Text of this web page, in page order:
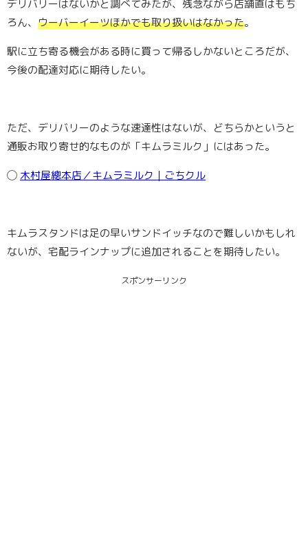
デリバリーはないかと調べてみたが、残念ながら店舗直はもち
ろん、 ウーバーイーツほかでも取り扱いはなかった。
駅に立ち寄る機会がある時に買って帰るしかないところだが、
今後の配達対応に期待したい。
ただ、デリバリーのような速達性はないが、どちらかというと
通販お取り寄せ的なものが「キムラミルク」にはあった。
◯ 木村屋總本店／キムラミルク｜ごちクル
キムラスタンドは足の早いサンドイッチなので難しいかもしれ
ないが、宅配ラインナップに追加されることを期待したい。
スポンサーリンク